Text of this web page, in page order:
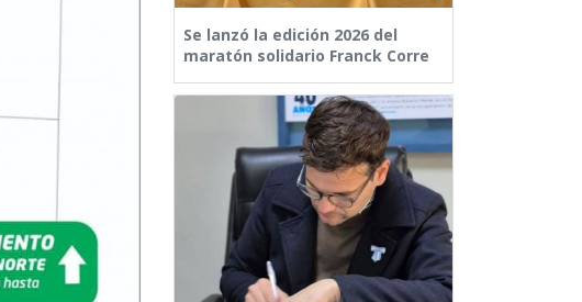
Se lanzó la edición 2026 del
maratón solidario Franck Corre